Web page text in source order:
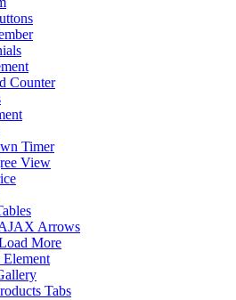
Counter
Timer
View
Arrows
More
Tabs